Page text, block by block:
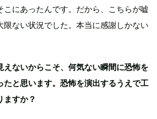
こにあったんです。だから、こちらが嘘
限ない状況でした。本当に感謝しかない
ないからこそ、何気ない瞬間に恐怖を
たと思います。恐怖を演出するうえで工
ますか？